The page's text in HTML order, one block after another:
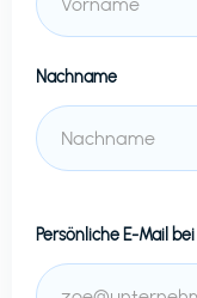
Nachname
Persönliche E-Mail bei